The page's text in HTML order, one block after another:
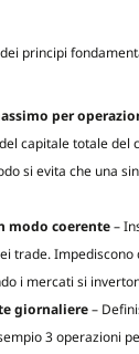
principi
per
del capitale totale del
si evita che una
modo coerente–
trade. Impediscono
i mercati si
giornaliere–
3 operazioni